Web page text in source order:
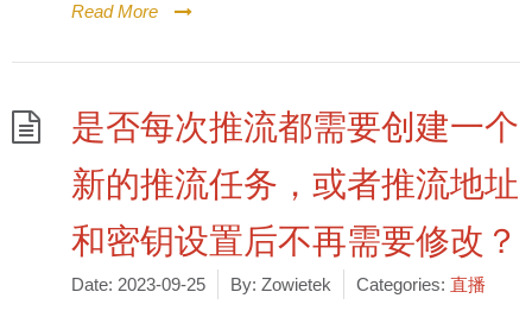
Read More
是否每次推流都需要创建一个
新的推流任务，或者推流地址
和密钥设置后不再需要修改？
Date: 2023-09-25 By: Zowietek Categories: 直播